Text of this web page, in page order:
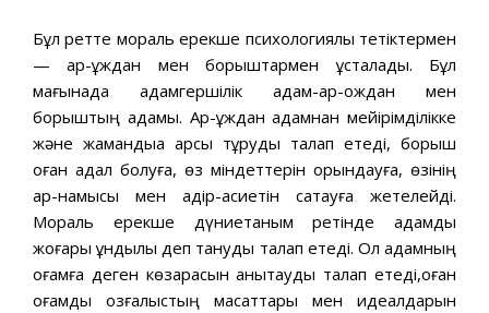
Бұл ретте мораль ерекше психологиялық тетіктермен
— ар-ұждан мен борыштармен ұсталады. Бұл
мағынада адамгершілік адам-ар-ождан мен
борыштың адамы. Ар-ұждан адамнан мейірімділікке
және жамандыққа қарсы тұруды талап етеді, борыш
оған адал болуға, өз міндеттерін орындауға, өзінің
ар-намысы мен қадір-қасиетін сақтауға жетелейді.
Мораль ерекше дүниетаным ретінде адамды
жоғары құндылық деп тануды талап етеді. Ол адамның
қоғамға деген көзқарасын анықтауды талап етеді,оған
қоғамдық қозғалыстың мақсаттары мен идеалдарын